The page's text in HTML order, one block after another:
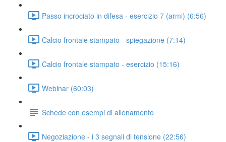
Passo incrociato in difesa - esercizio 7 (armi) (6:56)
Calcio frontale stampato - spiegazione (7:14)
Calcio frontale stampato - esercizio (15:16)
Webinar (60:03)
Schede con esempi di allenamento
Negoziazione - i 3 segnali di tensione (22:56)